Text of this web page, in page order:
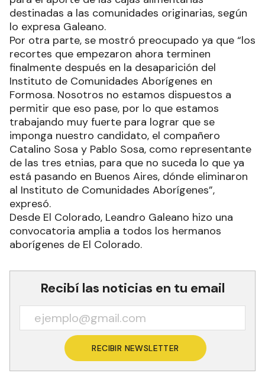
destinadas a las comunidades originarias, según
lo expresa Galeano.
Por otra parte, se mostró preocupado ya que “los
recortes que empezaron ahora terminen
finalmente después en la desaparición del
Instituto de Comunidades Aborígenes en
Formosa. Nosotros no estamos dispuestos a
permitir que eso pase, por lo que estamos
trabajando muy fuerte para lograr que se
imponga nuestro candidato, el compañero
Catalino Sosa y Pablo Sosa, como representante
de las tres etnias, para que no suceda lo que ya
está pasando en Buenos Aires, dónde eliminaron
al Instituto de Comunidades Aborígenes”,
expresó.
Desde El Colorado, Leandro Galeano hizo una
convocatoria amplia a todos los hermanos
aborígenes de El Colorado.
Recibí las noticias en tu email
RECIBIR NEWSLETTER